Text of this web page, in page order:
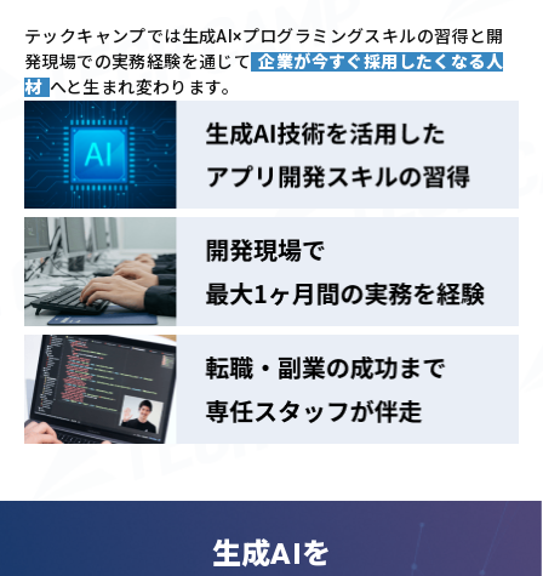
テックキャンプでは生成AI×プログラミングスキルの習得と開
発現場での実務経験を通じて 企業が今すぐ採用したくなる人
材 へと生まれ変わります。
生成AIを